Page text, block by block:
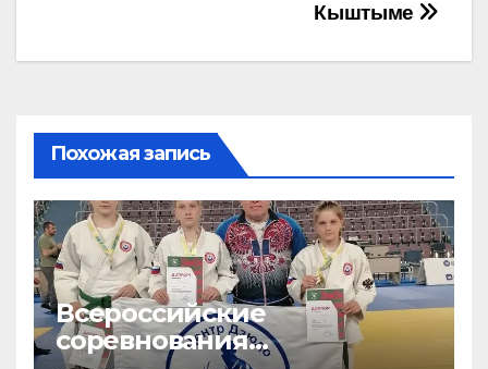
Кыштыме
Похожая запись
Всероссийские
соревнования